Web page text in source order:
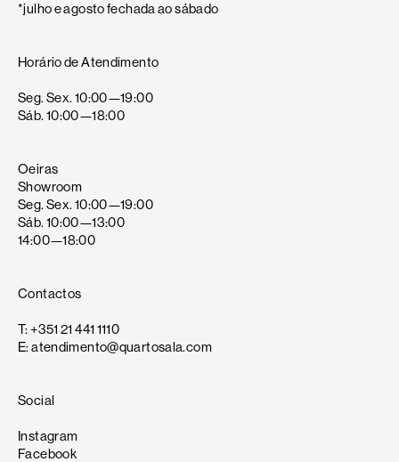
*julho e agosto fechada ao sábado
Horário de Atendimento
Seg. Sex. 10:00—19:00
Sáb. 10:00—18:00
Oeiras
Showroom
Seg. Sex. 10:00—19:00
Sáb. 10:00—13:00
14:00—18:00
Contactos
T: +351 21 441 1110
E: atendimento@quartosala.com
Social
Instagram
Facebook